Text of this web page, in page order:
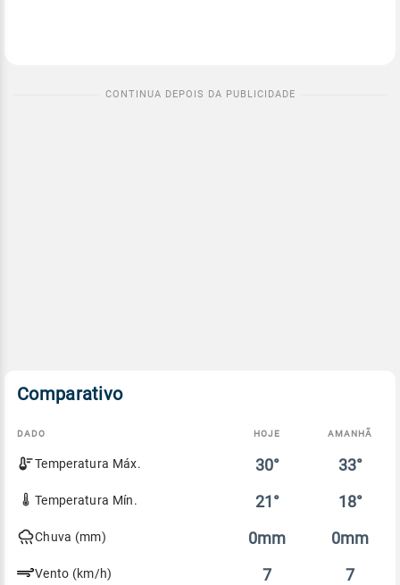
Comparativo
Comparativo
entre
previsão
hoje
DADO HOJE AMANHÃ
Temperatura Máx. 30° 33°
Temperatura Mín. 21° 18°
Chuva (mm) 0mm 0mm
Vento (km/h) 7 7